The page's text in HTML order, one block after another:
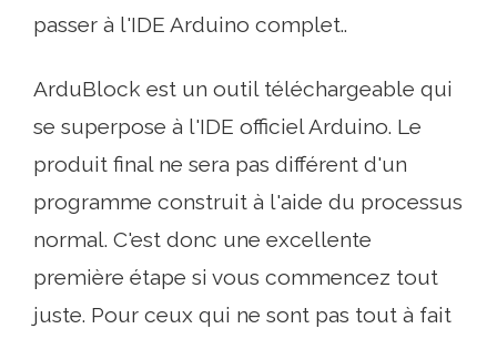
passer à l'IDE Arduino complet..
ArduBlock est un outil téléchargeable qui
se superpose à l'IDE officiel Arduino. Le
produit final ne sera pas différent d'un
programme construit à l'aide du processus
normal. C'est donc une excellente
première étape si vous commencez tout
juste. Pour ceux qui ne sont pas tout à fait